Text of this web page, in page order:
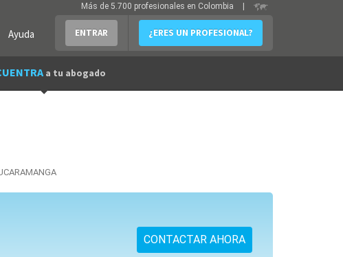
Ayuda ENTRAR ¿ERES UN PROFESIONAL?
Más de 5.700 profesionales en Colombia
a tu abogado
CONTACTAR AHORA